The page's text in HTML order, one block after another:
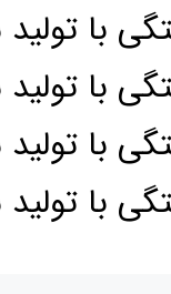
با
با
با
با